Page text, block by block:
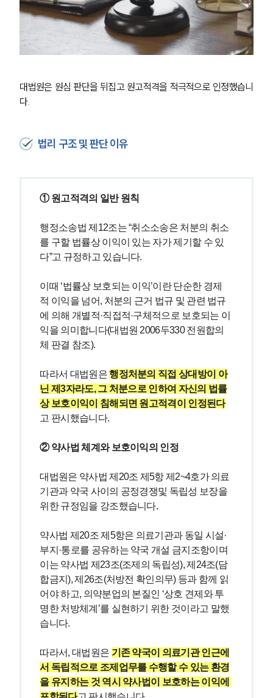
대법원은 원심 판단을 뒤집고 원고적격을 적극적으로 인정했습니
다.
법리 구조 및 판단 이유
① 원고적격의 일반 원칙
행정소송법 제12조는 “취소소송은 처분의 취소
를 구할 법률상 이익이 있는 자가 제기할 수 있
다”고 규정하고 있습니다.
이때 ‘법률상 보호되는 이익’이란 단순한 경제
적 이익을 넘어, 처분의 근거 법규 및 관련 법규
에 의해 개별적·직접적·구체적으로 보호되는 이
익을 의미합니다(대법원 2006두330 전원합의
체 판결 참조).
따라서 대법원은 행정처분의 직접 상대방이 아
닌 제3자라도, 그 처분으로 인하여 자신의 법률
상 보호이익이 침해되면 원고적격이 인정된다
고 판시했습니다.
② 약사법 체계와 보호이익의 인정
대법원은 약사법 제20조 제5항 제2~4호가 의료
기관과 약국 사이의 공정경쟁및 독립성 보장을
위한 규정임을 강조했습니다.
약사법 제20조 제5항은 의료기관과 동일 시설·
부지·통로를 공유하는 약국 개설 금지조항이며
이는 약사법 제23조(조제의 독립성), 제24조(담
합금지), 제26조(처방전 확인의무) 등과 함께 읽
어야 하고, 의약분업의 본질인 ‘상호 견제와 투
명한 처방체계’를 실현하기 위한 것이라고 말했
습니다.
따라서, 대법원은 기존 약국이 의료기관 인근에
서 독립적으로 조제업무를 수행할 수 있는 환경
을 유지하는 것 역시 약사법이 보호하는 이익에